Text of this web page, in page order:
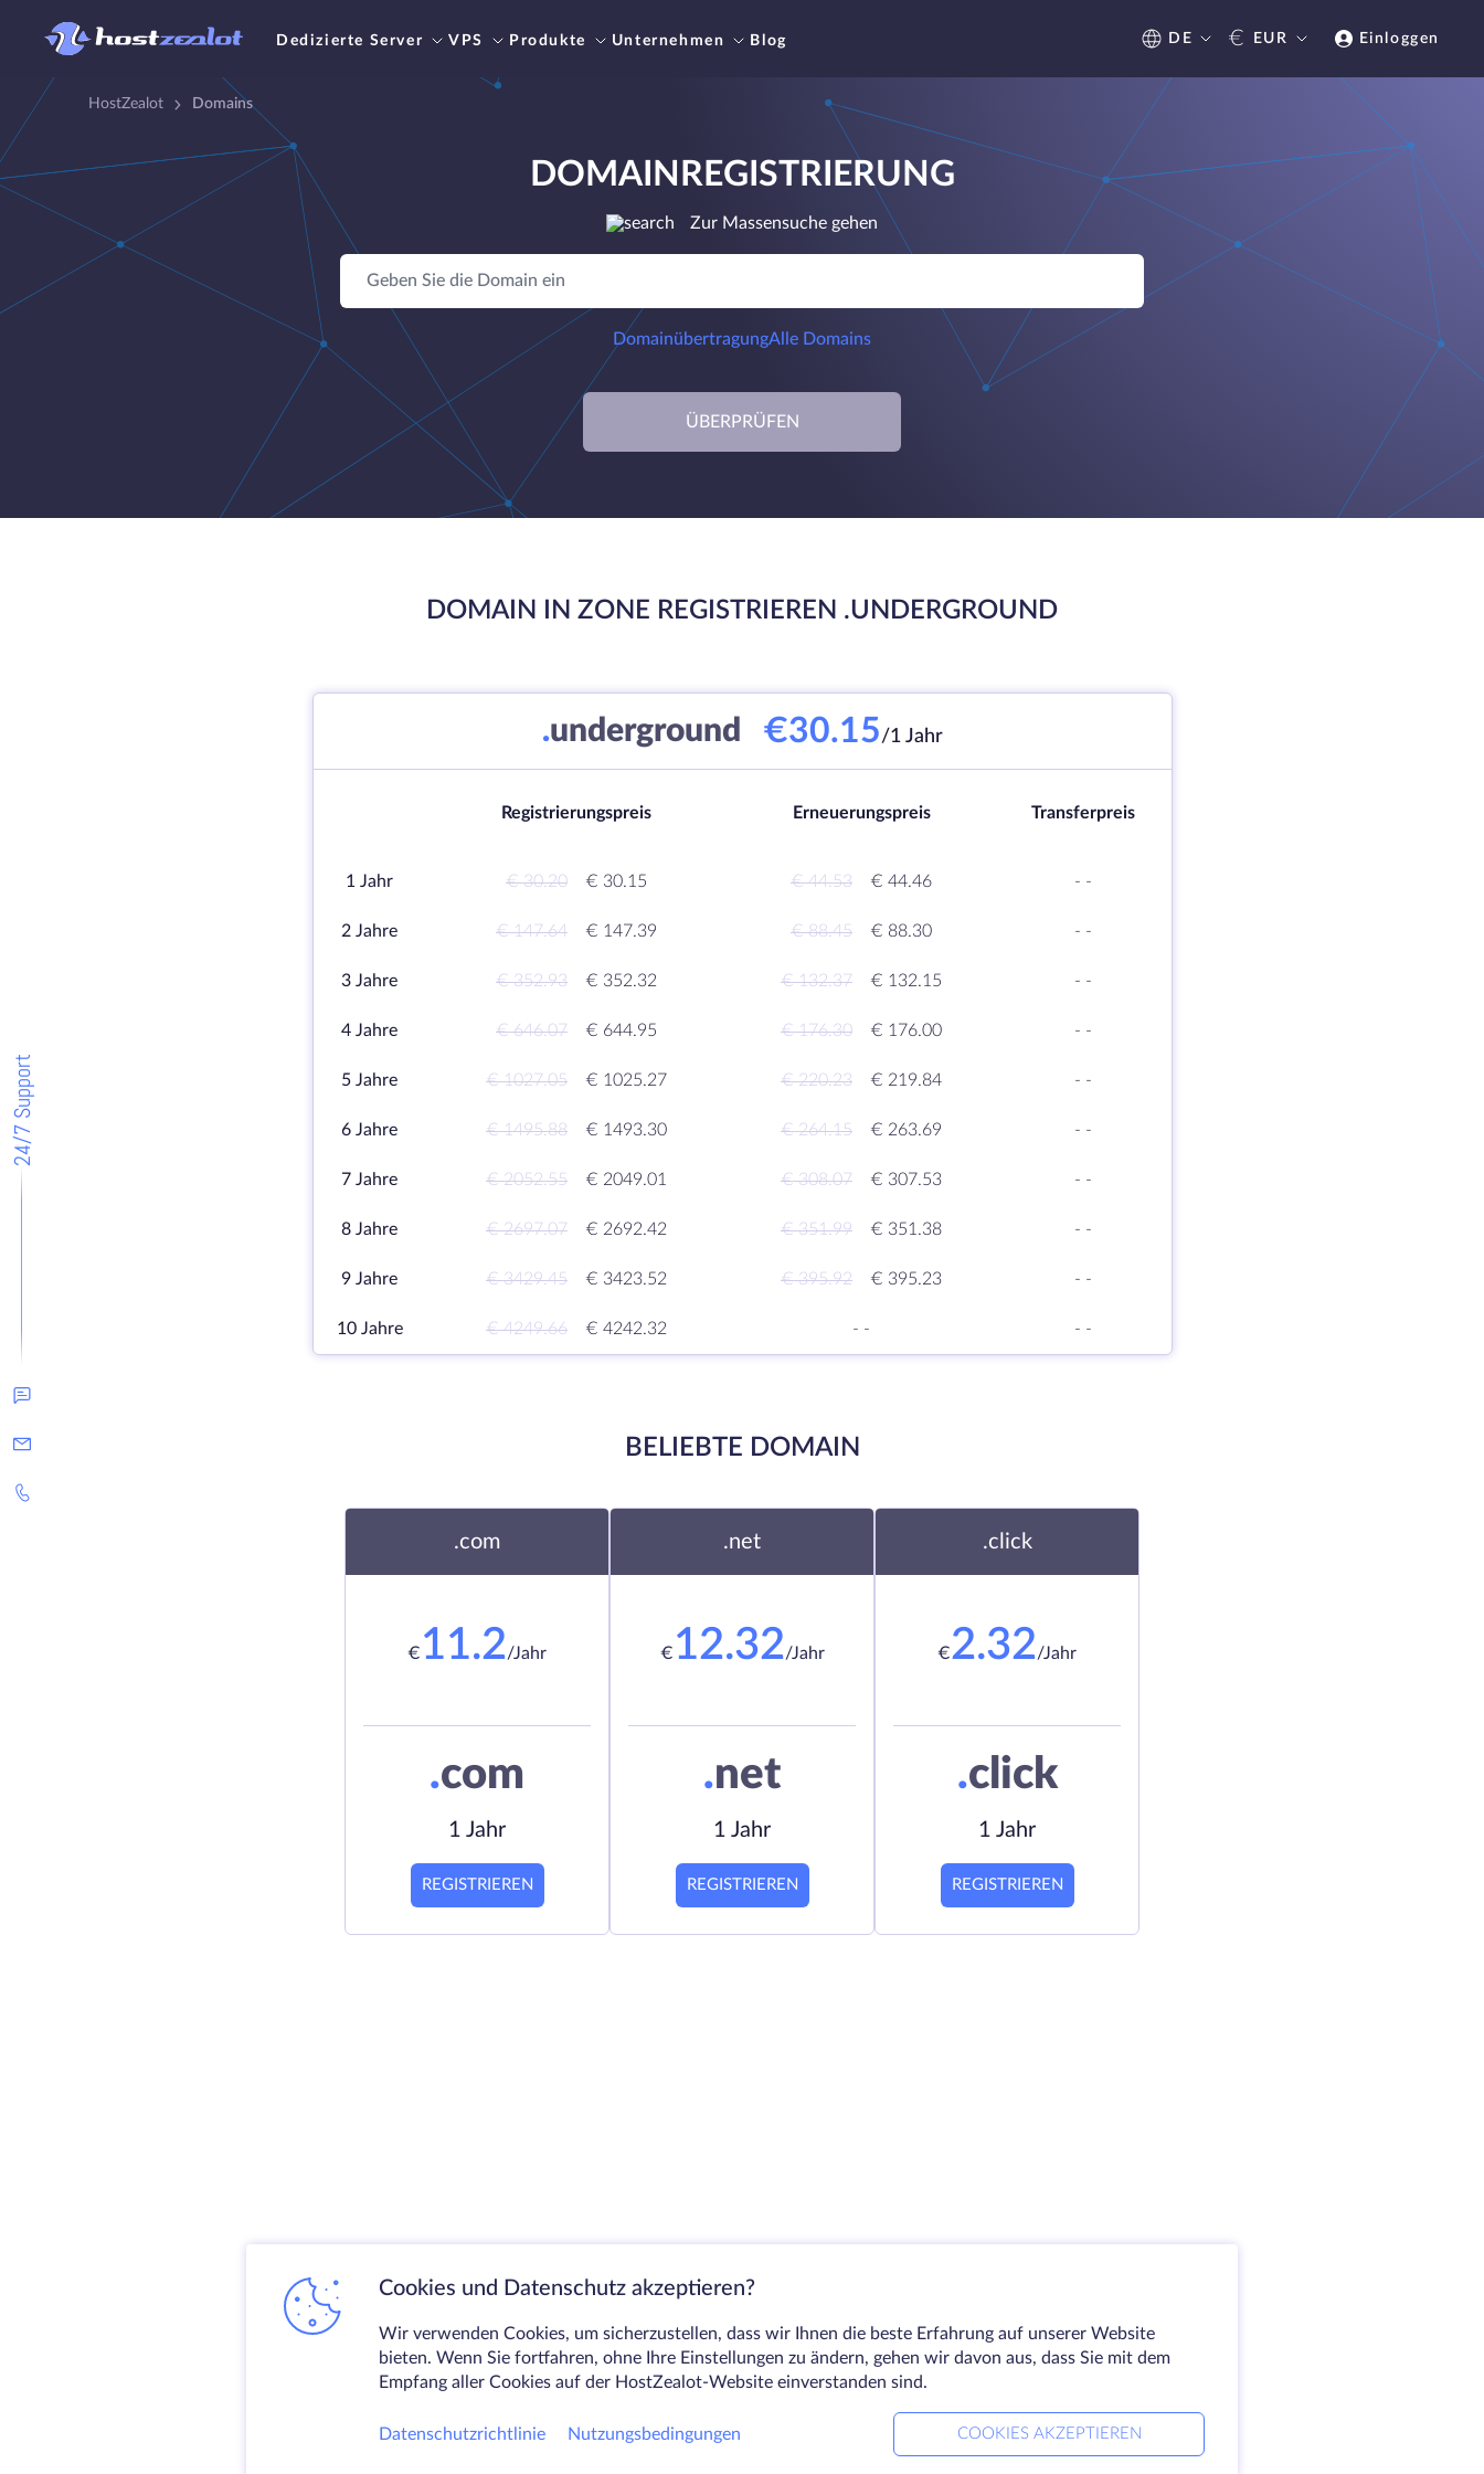
Dedizierte Server VPS Produkte Unternehmen Blog DE € EUR Einloggen
24/7 Support
HostZealot Domains
DOMAINREGISTRIERUNG
Zur Massensuche gehen
DomainübertragungAlle Domains
ÜBERPRÜFEN
DOMAIN IN ZONE REGISTRIEREN .UNDERGROUND
.underground €30.15/1 Jahr
Registrierungspreis Erneuerungspreis Transferpreis
1 Jahr € 30.20 € 30.15 € 44.53 € 44.46 - -
2 Jahre € 147.64 € 147.39 € 88.45 € 88.30 - -
3 Jahre € 352.93 € 352.32 € 132.37 € 132.15 - -
4 Jahre € 646.07 € 644.95 € 176.30 € 176.00 - -
5 Jahre € 1027.05 € 1025.27 € 220.23 € 219.84 - -
6 Jahre € 1495.88 € 1493.30 € 264.15 € 263.69 - -
7 Jahre € 2052.55 € 2049.01 € 308.07 € 307.53 - -
8 Jahre € 2697.07 € 2692.42 € 351.99 € 351.38 - -
9 Jahre € 3429.45 € 3423.52 € 395.92 € 395.23 - -
10 Jahre € 4249.66 € 4242.32 - - - -
BELIEBTE DOMAIN
.com
€ 11.2/Jahr
.com
1 Jahr
REGISTRIEREN
.net
€ 12.32/Jahr
.net
1 Jahr
REGISTRIEREN
.click
€2.32/Jahr
.click
1 Jahr
REGISTRIEREN
Cookies und Datenschutz akzeptieren?
Wir verwenden Cookies, um sicherzustellen, dass wir Ihnen die beste Erfahrung auf unserer Website
bieten. Wenn Sie fortfahren, ohne Ihre Einstellungen zu ändern, gehen wir davon aus, dass Sie mit dem
Empfang aller Cookies auf der HostZealot-Website einverstanden sind.
Datenschutzrichtlinie Nutzungsbedingungen COOKIES AKZEPTIEREN